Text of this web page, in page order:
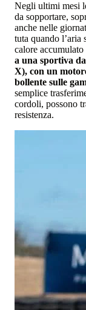
Negli ultimi mesi
da sopportare,
anche nelle
tuta quando l’aria
calore
a una sportiva
X), con un
bollente sulle
semplice
cordoli, possono
resistenza.